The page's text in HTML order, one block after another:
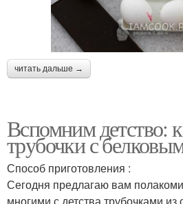
читать дальше →
Вспомним детство:
трубочки с
Способ приготовления :
Сегодня предлагаю вам